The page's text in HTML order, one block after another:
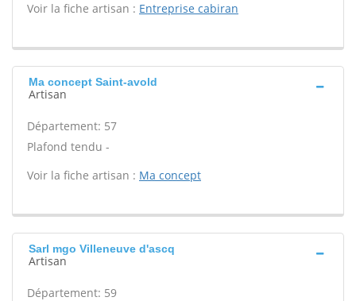
Voir la fiche artisan : Entreprise cabiran
Ma concept Saint-avold
Artisan
Département: 57
Plafond tendu -
Voir la fiche artisan : Ma concept
Sarl mgo Villeneuve d'ascq
Artisan
Département: 59